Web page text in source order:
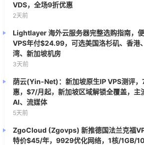
VDS，全场9折优惠
2天前
Lightlayer 海外云服务器完整选购指南，
VPS年付$24.99，可选美国洛杉矶、香港
湾、新加坡机房
3天前
荫云(Yin-Net)：新加坡原生IP VPS测评，
惠，$7/月起，新加坡区域解锁全覆盖，主
AI、流媒体
5天前
ZgoCloud (Zgovps) 新推德国法兰克福
特价$45/年，9929优化网络，1核/1GB/